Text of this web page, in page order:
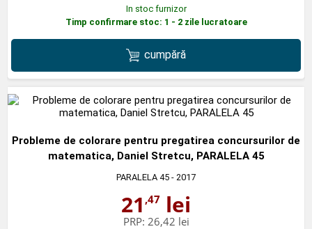
In stoc furnizor
Timp confirmare stoc: 1 - 2 zile lucratoare
cumpără
Probleme de colorare pentru pregatirea concursurilor de
matematica, Daniel Stretcu, PARALELA 45
PARALELA 45 - 2017
21 ,47 lei
PRP: 26,42 lei